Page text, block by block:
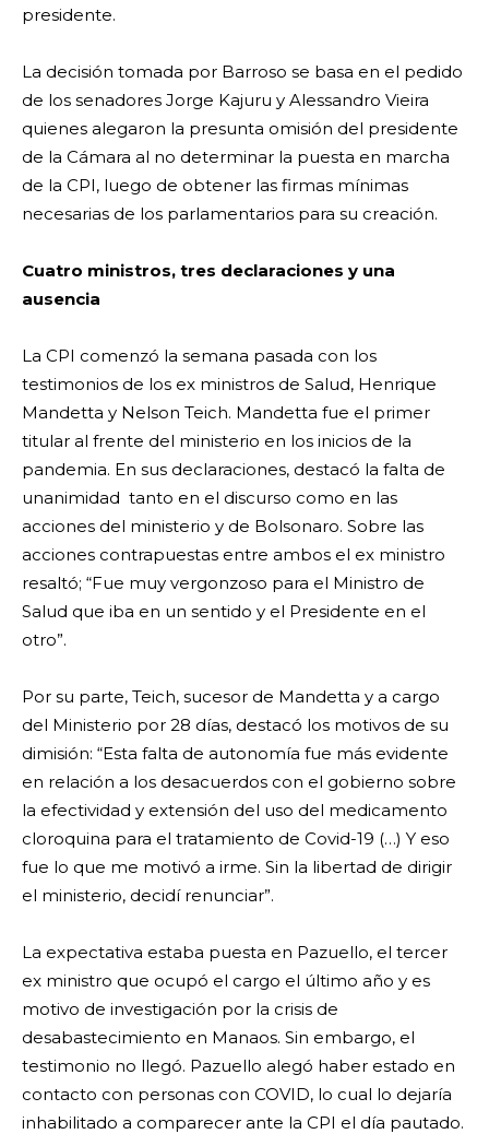
presidente.
La decisión tomada por Barroso se basa en el pedido
de los senadores Jorge Kajuru y Alessandro Vieira
quienes alegaron la presunta omisión del presidente
de la Cámara al no determinar la puesta en marcha
de la CPI, luego de obtener las firmas mínimas
necesarias de los parlamentarios para su creación.
Cuatro ministros, tres declaraciones y una
ausencia
La CPI comenzó la semana pasada con los
testimonios de los ex ministros de Salud, Henrique
Mandetta y Nelson Teich. Mandetta fue el primer
titular al frente del ministerio en los inicios de la
pandemia. En sus declaraciones, destacó la falta de
unanimidad tanto en el discurso como en las
acciones del ministerio y de Bolsonaro. Sobre las
acciones contrapuestas entre ambos el ex ministro
resaltó; “Fue muy vergonzoso para el Ministro de
Salud que iba en un sentido y el Presidente en el
otro”.
Por su parte, Teich, sucesor de Mandetta y a cargo
del Ministerio por 28 días, destacó los motivos de su
dimisión: “Esta falta de autonomía fue más evidente
en relación a los desacuerdos con el gobierno sobre
la efectividad y extensión del uso del medicamento
cloroquina para el tratamiento de Covid-19 (…) Y eso
fue lo que me motivó a irme. Sin la libertad de dirigir
el ministerio, decidí renunciar”.
La expectativa estaba puesta en Pazuello, el tercer
ex ministro que ocupó el cargo el último año y es
motivo de investigación por la crisis de
desabastecimiento en Manaos. Sin embargo, el
testimonio no llegó. Pazuello alegó haber estado en
contacto con personas con COVID, lo cual lo dejaría
inhabilitado a comparecer ante la CPI el día pautado.